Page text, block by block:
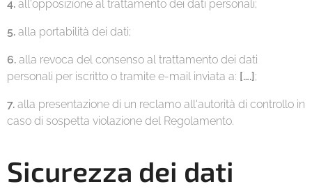
4. all'opposizione al trattamento dei dati personali;
5. alla portabilità dei dati;
6. alla revoca del consenso al trattamento dei dati
personali per iscritto o tramite e-mail inviata a: [….];
7. alla presentazione di un reclamo all'autorità di controllo in
caso di sospetta violazione del Regolamento.
Sicurezza dei dati